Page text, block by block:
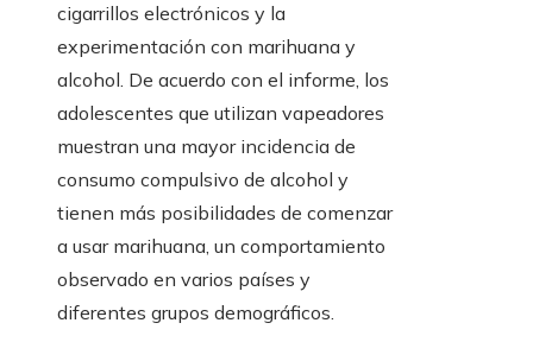
cigarrillos electrónicos y la
experimentación con marihuana y
alcohol. De acuerdo con el informe, los
adolescentes que utilizan vapeadores
muestran una mayor incidencia de
consumo compulsivo de alcohol y
tienen más posibilidades de comenzar
a usar marihuana, un comportamiento
observado en varios países y
diferentes grupos demográficos.